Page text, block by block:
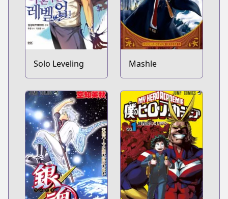
Solo Leveling Mashle